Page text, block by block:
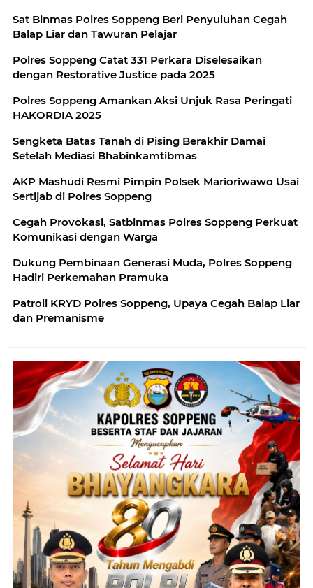
Sat Binmas Polres Soppeng Beri Penyuluhan Cegah
Balap Liar dan Tawuran Pelajar
Polres Soppeng Catat 331 Perkara Diselesaikan
dengan Restorative Justice pada 2025
Polres Soppeng Amankan Aksi Unjuk Rasa Peringati
HAKORDIA 2025
Sengketa Batas Tanah di Pising Berakhir Damai
Setelah Mediasi Bhabinkamtibmas
AKP Mashudi Resmi Pimpin Polsek Marioriwawo Usai
Sertijab di Polres Soppeng
Cegah Provokasi, Satbinmas Polres Soppeng Perkuat
Komunikasi dengan Warga
Dukung Pembinaan Generasi Muda, Polres Soppeng
Hadiri Perkemahan Pramuka
Patroli KRYD Polres Soppeng, Upaya Cegah Balap Liar
dan Premanisme